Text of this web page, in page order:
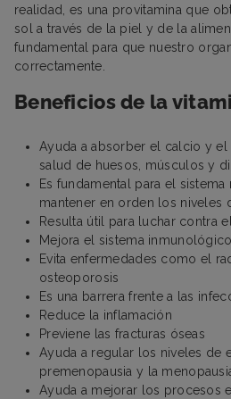
realidad, es una provitamina que
sol a través de la piel y de la
fundamental para que nuestro
correctamente.
Beneficios de la
Ayuda a absorber el calcio y
salud de huesos, músculos y
Es fundamental para el
mantener en orden los niveles
Resulta útil para luchar contra
Mejora el sistema inmunológico
Evita enfermedades como el
osteoporosis
Es una barrera frente a las
Reduce la inflamación
Previene las fracturas óseas
Ayuda a regular los niveles de
premenopausia y la
Ayuda a mejorar los procesos